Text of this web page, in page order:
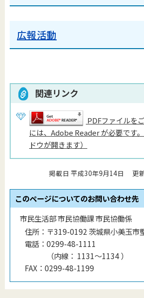
広報活動
関連リンク
PDFファイルを
には、Adobe Reader が必要です
ドウが開きます）
掲載日 平成30年9月14日 更
このページについてのお問い合わせ先
市民生活部 市民協働課 市民協働係
住所： 〒319-0192 茨城県小美玉市
電話： 0299-48-1111
（内線 ： 1131〜1134）
FAX： 0299-48-1199